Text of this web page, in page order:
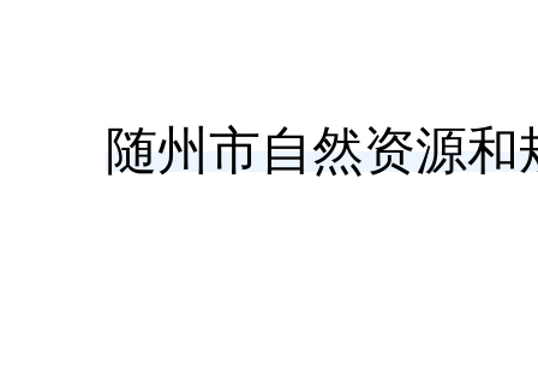
随州市自然资源